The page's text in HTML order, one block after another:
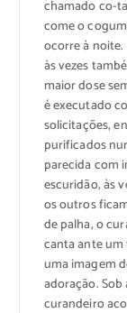
chamado co-
come o
ocorre à
às vezes
maior dose
é executado
solicitações,
purificados
parecida com
escuridão, às
os outros
de palha, o
canta ante
uma imagem
adoração.
curandeiro